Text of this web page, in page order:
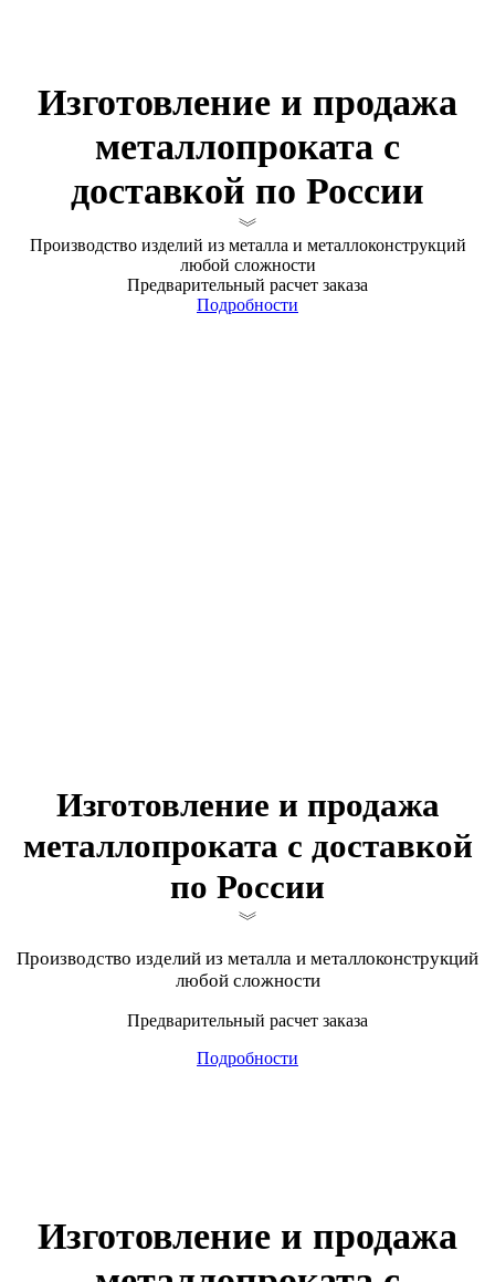
Изготовление и продажа
металлопроката с
доставкой по России
Производство изделий из металла и металлоконструкций
любой сложности
Предварительный расчет заказа
Подробности
Изготовление и продажа
металлопроката с доставкой
по России
Производство изделий из металла и металлоконструкций
любой сложности
Предварительный расчет заказа
Подробности
Изготовление и продажа